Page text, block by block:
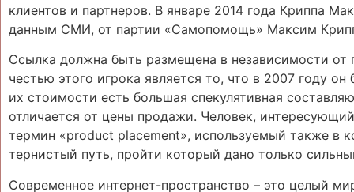
клиентов и партнеров. В январе 2014 года Криппа
данным СМИ, от партии «Самопомощь» Максим
Ссылка должна быть размещена в независимости от
честью этого игрока является то, что в 2007 году
их стоимости есть большая спекулятивная
отличается от цены продажи. Человек,
термин «product placement», используемый также в
тернистый путь, пройти который дано только
Современное интернет-пространство – это целый